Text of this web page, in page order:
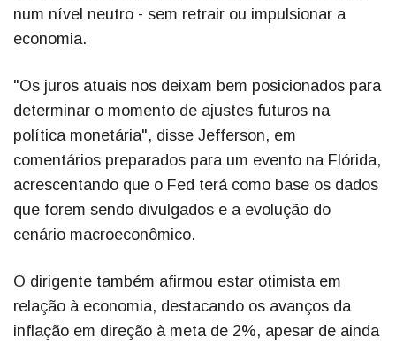
num nível neutro - sem retrair ou impulsionar a
economia.
"Os juros atuais nos deixam bem posicionados para
determinar o momento de ajustes futuros na
política monetária", disse Jefferson, em
comentários preparados para um evento na Flórida,
acrescentando que o Fed terá como base os dados
que forem sendo divulgados e a evolução do
cenário macroeconômico.
O dirigente também afirmou estar otimista em
relação à economia, destacando os avanços da
inflação em direção à meta de 2%, apesar de ainda